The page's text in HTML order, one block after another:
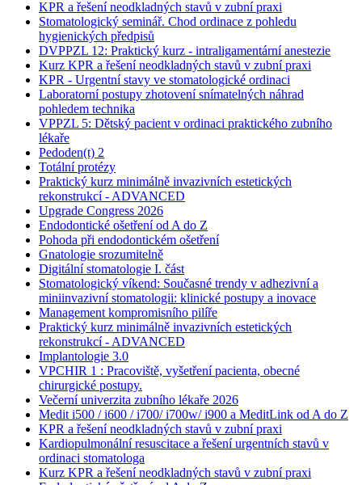
KPR a řešení neodkladných stavů v zubní praxi
Stomatologický seminář. Chod ordinace z pohledu
hygienických předpisů
DVPPZL 12: Praktický kurz - intraligamentární anestezie
Kurz KPR a řešení neodkladných stavů v zubní praxi
KPR - Urgentní stavy ve stomatologické ordinaci
Laboratorní postupy zhotovení snímatelných náhrad
pohledem technika
VPPZL 5: Dětský pacient v ordinaci praktického zubního
lékaře
Pedoden(t) 2
Totální protézy
Praktický kurz minimálně invazivních estetických
rekonstrukcí - ADVANCED
Upgrade Congress 2026
Endodontické ošetření od A do Z
Pohoda při endodontickém ošetření
Gnatologie srozumitelně
Digitální stomatologie I. část
Stomatologický víkend: Současné trendy v adhezivní a
miniinvazivní stomatologii: klinické postupy a inovace
Management kompromisního pilíře
Praktický kurz minimálně invazivních estetických
rekonstrukcí - ADVANCED
Implantologie 3.0
VPCHIR 1 : Pracoviště, vyšetření pacienta, obecné
chirurgické postupy.
Večerní univerzita zubního lékaře 2026
Medit i500 / i600 / i700/ i700w/ i900 a MeditLink od A do Z
KPR a řešení neodkladných stavů v zubní praxi
Kardiopulmonální resuscitace a řešení urgentních stavů v
ordinaci stomatologa
Kurz KPR a řešení neodkladných stavů v zubní praxi